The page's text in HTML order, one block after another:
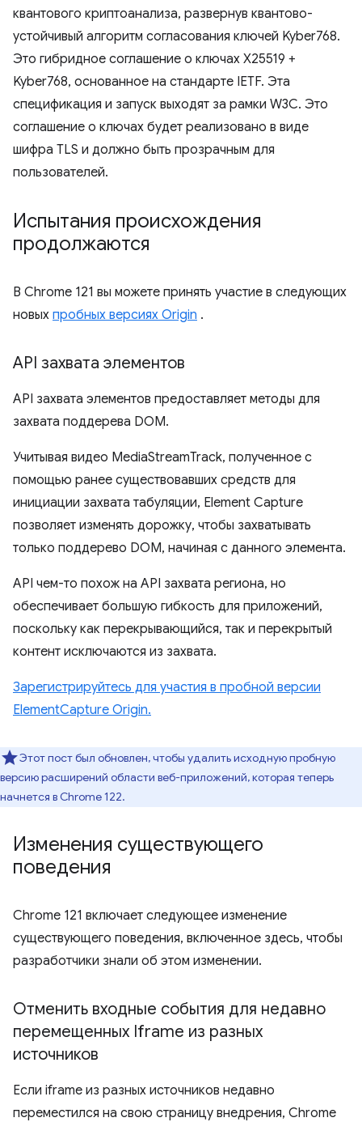
квантового криптоанализа, развернув квантово-
устойчивый алгоритм согласования ключей Kyber768.
Это гибридное соглашение о ключах X25519 +
Kyber768, основанное на стандарте IETF. Эта
спецификация и запуск выходят за рамки W3C. Это
соглашение о ключах будет реализовано в виде
шифра TLS и должно быть прозрачным для
пользователей.
Испытания происхождения
продолжаются
В Chrome 121 вы можете принять участие в следующих
новых пробных версиях Origin .
API захвата элементов
API захвата элементов предоставляет методы для
захвата поддерева DOM.
Учитывая видео MediaStreamTrack, полученное с
помощью ранее существовавших средств для
инициации захвата табуляции, Element Capture
позволяет изменять дорожку, чтобы захватывать
только поддерево DOM, начиная с данного элемента.
API чем-то похож на API захвата региона, но
обеспечивает большую гибкость для приложений,
поскольку как перекрывающийся, так и перекрытый
контент исключаются из захвата.
Зарегистрируйтесь для участия в пробной версии
ElementCapture Origin.
Этот пост был обновлен, чтобы удалить исходную пробную
версию расширений области веб-приложений, которая теперь
начнется в Chrome 122.
Изменения существующего
поведения
Chrome 121 включает следующее изменение
существующего поведения, включенное здесь, чтобы
разработчики знали об этом изменении.
Отменить входные события для недавно
перемещенных Iframe из разных
источников
Если iframe из разных источников недавно
переместился на свою страницу внедрения, Chrome